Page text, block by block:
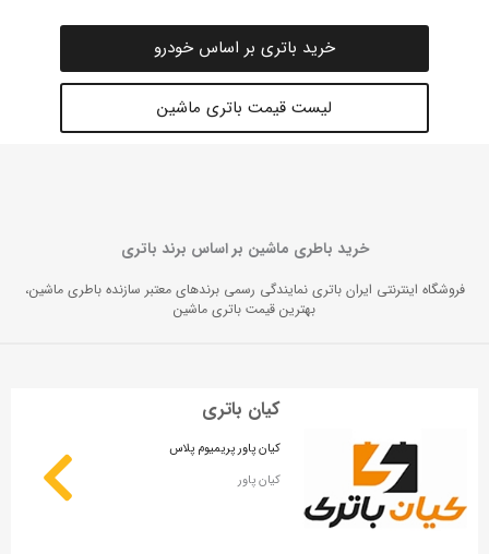
خرید باتری بر اساس خودرو
لیست قیمت باتری ماشین
خرید باطری ماشین بر اساس برند باتری
فروشگاه اینترنتی ایران باتری نمایندگی رسمی برندهای معتبر سازنده باطری ماشین،
بهترین قیمت باتری ماشین
کیان باتری
کیان پاور پریمیوم پلاس
کیان پاور